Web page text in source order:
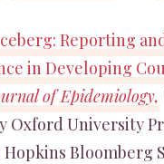
Reporting
in Developing
of Epidemiology,
Oxford University
Hopkins Bloomberg